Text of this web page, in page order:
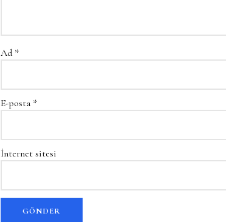
Ad *
E-posta *
İnternet sitesi